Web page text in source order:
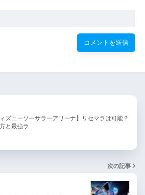
ィズニーソーサラーアリーナ】リセマラは可能？
と最強ラ…
次の記事